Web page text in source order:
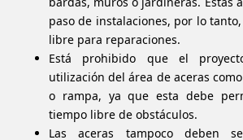
paso de instalaciones, por lo tanto,
libre para reparaciones.
Está prohibido que el
utilización del área de aceras
o rampa, ya que esta debe
tiempo libre de obstáculos.
Las aceras tampoco deben